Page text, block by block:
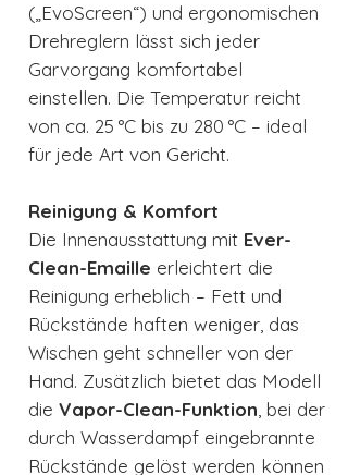
(„EvoScreen“) und ergonomischen
Drehreglern lässt sich jeder
Garvorgang komfortabel
einstellen. Die Temperatur reicht
von ca. 25 °C bis zu 280 °C – ideal
für jede Art von Gericht.
Reinigung & Komfort
Die Innenausstattung mit Ever-
Clean-Emaille erleichtert die
Reinigung erheblich – Fett und
Rückstände haften weniger, das
Wischen geht schneller von der
Hand. Zusätzlich bietet das Modell
die Vapor-Clean-Funktion, bei der
durch Wasserdampf eingebrannte
Rückstände gelöst werden können